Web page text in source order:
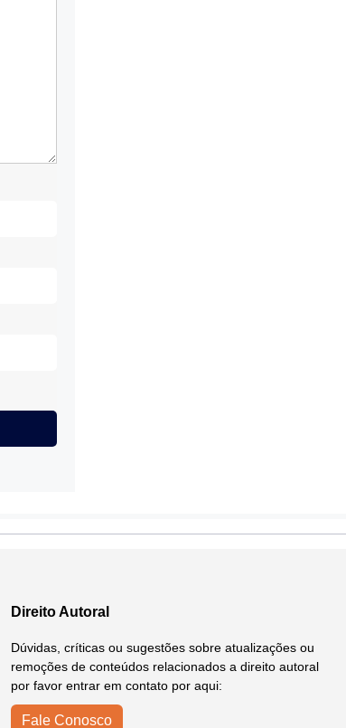
Direito Autoral
Dúvidas, críticas ou sugestões sobre atualizações ou
remoções de conteúdos relacionados a direito autoral
por favor entrar em contato por aqui:
Fale Conosco